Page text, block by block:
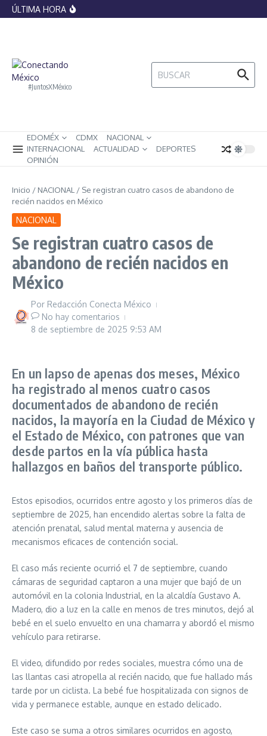
Saltar al contenido
ÚLTIMA HORA
Banxico lanza monedas conmemorativas
restricciones sobre voces e imágenes
#JuntosXMéxico
Buscar:
EDOMÉX CDMX
NACIONAL
INTERNACIONAL
ACTUALIDAD
DEPORTES
OPINIÓN
Inicio / NACIONAL / Se registran cuatro casos de abandono de
recién nacidos en México
NACIONAL
Se registran cuatro casos de
abandono de recién nacidos en
México
Por Redacción Conecta México
No hay comentarios
8 de septiembre de 2025 9:53 AM
En un lapso de apenas dos meses, México
ha registrado al menos cuatro casos
documentados de abandono de recién
nacidos, la mayoría en la Ciudad de México y
el Estado de México, con patrones que van
desde partos en la vía pública hasta
hallazgos en baños del transporte público.
Estos episodios, ocurridos entre agosto y los primeros días de
septiembre de 2025, han encendido alertas sobre la falta de
atención prenatal, salud mental materna y ausencia de
mecanismos eficaces de contención social.
El caso más reciente ocurrió el 7 de septiembre, cuando
cámaras de seguridad captaron a una mujer que bajó de un
automóvil en la colonia Industrial, en la alcaldía Gustavo A.
Madero, dio a luz en la calle en menos de tres minutos, dejó al
bebé en el suelo envuelto en una chamarra y abordó el mismo
vehículo para retirarse.
El video, difundido por redes sociales, muestra cómo una de
las llantas casi atropella al recién nacido, que fue hallado más
tarde por un ciclista. La bebé fue hospitalizada con signos de
vida y permanece estable, aunque en estado delicado.
Este caso se suma a otros similares ocurridos en agosto,